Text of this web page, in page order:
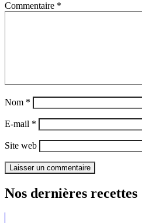
Commentaire *
Nom *
E-mail *
Site web
Nos dernières recettes